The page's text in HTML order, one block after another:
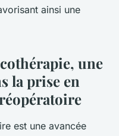
ainsi une
une
la prise en
est une avancée